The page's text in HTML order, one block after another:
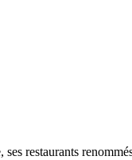
restaurants